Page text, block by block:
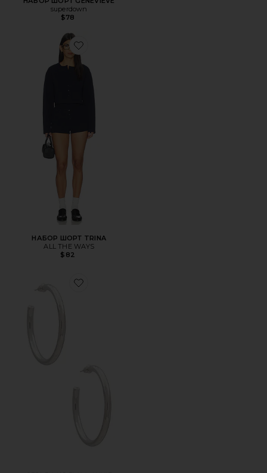
superdown
$78
Favorite НАБОР ШОРТ TRINA
НАБОР ШОРТ TRINA
ALL THE WAYS
$82
Favorite СЕРЬГИ-КОЛЬЦА ANNIE